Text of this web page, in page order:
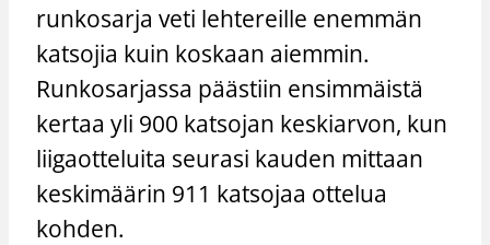
runkosarja veti lehtereille enemmän
katsojia kuin koskaan aiemmin.
Runkosarjassa päästiin ensimmäistä
kertaa yli 900 katsojan keskiarvon, kun
liigaotteluita seurasi kauden mittaan
keskimäärin 911 katsojaa ottelua
kohden.